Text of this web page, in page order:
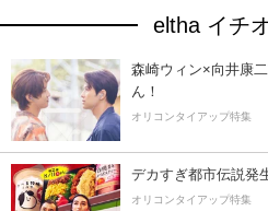
eltha イチ
森崎ウィン×向井康
ん！
オリコンタイアップ特集
デカすぎ都市伝説発
オリコンタイアップ特集